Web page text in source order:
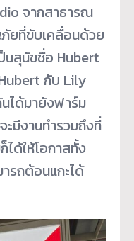
จากสาธารณ
ยที่ขับเคลื่อนด้วย
นสุนัขชื่อ Hubert
กับ Lily
ได้มายังฟาร์ม
ะมีงานทำรวมถึงที่
ด้ให้โอกาสทั้ง
รถต้อนแกะได้